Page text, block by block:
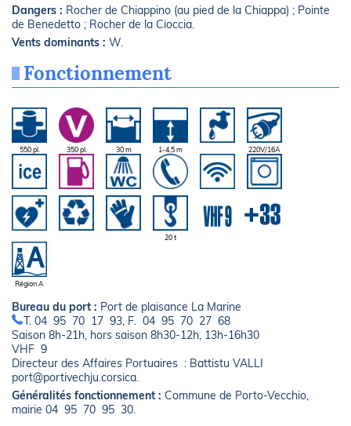
Dangers : Rocher de Chiappino (au pied de la Chiappa) ; Pointe
de Benedetto ; Rocher de la Cioccia.
Vents dominants : W.
Fonctionnement
550 pl. 350 pl. 30 m 1-4,5 m 220V/16A
20 t
Région A
Bureau du port : Port de plaisance La Marine
T. 04 95 70 17 93, F. 04 95 70 27 68
Saison 8h-21h, hors saison 8h30-12h, 13h-16h30
VHF 9
Directeur des Affaires Portuaires : Battistu VALLI
port@portivechju.corsica.
Généralités fonctionnement : Commune de Porto-Vecchio,
mairie 04 95 70 95 30.